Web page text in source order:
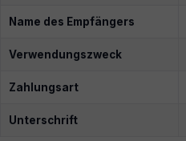
Name des Empfängers
Verwendungszweck
Zahlungsart
Unterschrift